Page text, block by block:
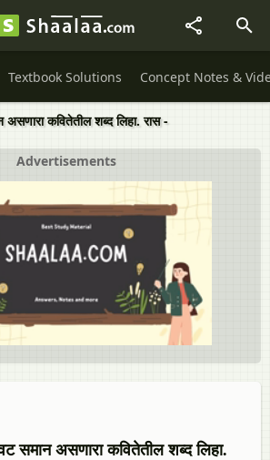
Textbook Solutions Concept Notes &
असणारा कवितेतील शब्द लिहा. रास -
Advertisements
समान असणारा कवितेतील शब्द लिहा.